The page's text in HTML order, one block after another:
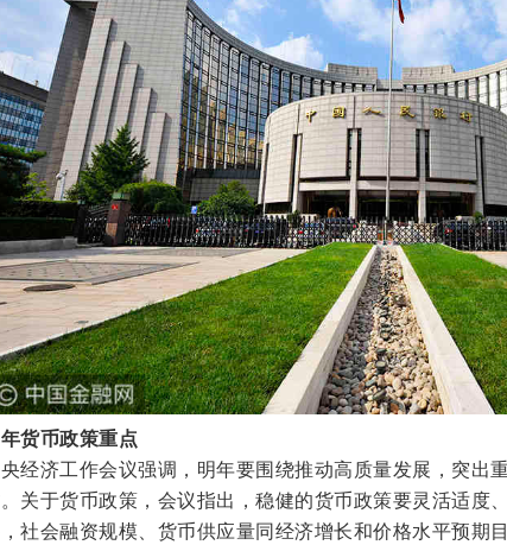
货币政策重点
经济工作会议强调，明年要围绕推动高质量发展，突出
关于货币政策，会议指出，稳健的货币政策要灵活适度
社会融资规模、货币供应量同经济增长和价格水平预期